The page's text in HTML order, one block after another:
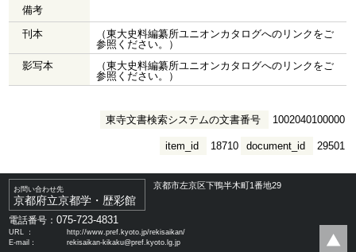
備考
刊本
（東大史料編纂所ユニオンカタログへのリンクをご
参照ください。）
影写本
（東大史料編纂所ユニオンカタログへのリンクをご
参照ください。）
東寺文書検索システムの文書番号 1002040100000
document_id 29501
item_id 18710
お問い合わせ先
京都府立京都学・歴彩館
京都市左京区下鴨半木町1番地29
電話番号：075-723-4831
URL ：
http://www.pref.kyoto.jp/rekisaikan/
E-mail：
rekisaikan-kikaku@pref.kyoto.lg.jp